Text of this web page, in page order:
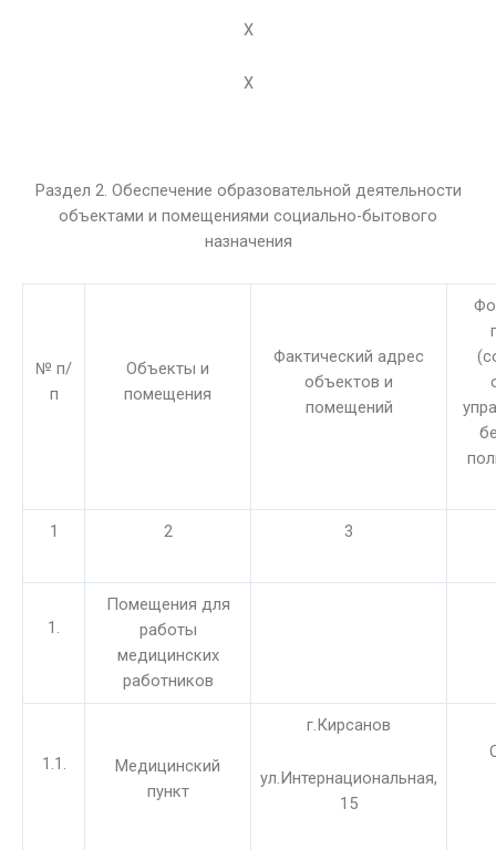
X
X
Раздел 2. Обеспечение образовательной деятельности
объектами и помещениями социально-бытового
назначения
№ п/
п
Объекты и
помещения
Фактический адрес
объектов и
помещений
1 2 3
1.
Помещения для
работы
медицинских
работников
1.1.
Медицинский
пункт
г.Кирсанов
ул.Интернациональная,
15